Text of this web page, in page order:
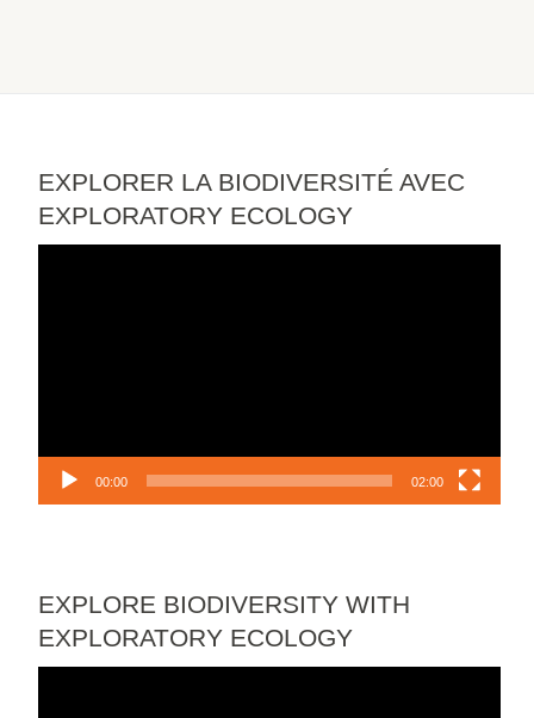
EXPLORER LA BIODIVERSITÉ AVEC
EXPLORATORY ECOLOGY
00:00 02:00
EXPLORE BIODIVERSITY WITH
EXPLORATORY ECOLOGY